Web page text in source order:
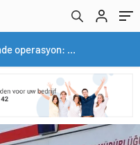
MİT’ten Irak’ın kuzeyinde operasyon: Ramazan Güneş Türkiye’ye getirildi